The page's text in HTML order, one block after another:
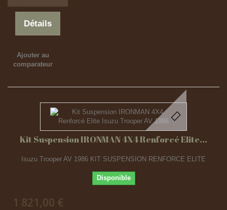
Détails
Ajouter au
comparateur
Kit Suspension IRONMAN 4X4 Renforcé Elite...
Isuzu Trooper AV 1986 KIT SUSPENSION RENFORCE ELITE
Disponible
1 821,00 €